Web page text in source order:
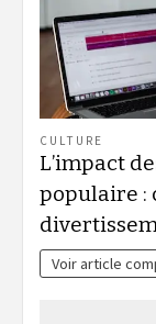
CULTURE
L’impact
populaire :
Voir article